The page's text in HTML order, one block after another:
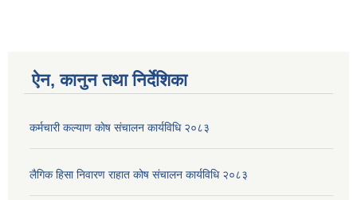
ऐन, कानुन तथा निर्देशिका
कर्मचारी कल्याण काेष संचालन कार्यविधि २०८३
लैगिक हिसा निवारण राहात कोष संचालन कार्यविधि २०८३